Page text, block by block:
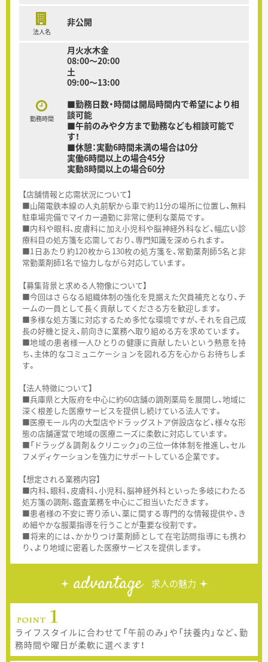
法人名
非公開
勤務時間
月火水木金
08:00～20:00
土
09:00～13:00
■勤務日数・時間は開局時間内で希望により相
談可能
■午前のみや夕方まで勤務なども相談可能で
す！
■休憩：実動6時間未満の場合は0分
実働6時間以上の場合45分
実動8時間以上の場合60分
【店舗情報と応需状況について】
■山陽電鉄本線の人丸前駅から車で約11分の場所に位置し、無料
駐車場完備でマイカー通勤に非常に便利な薬局です。
■内科や眼科、皮膚科に加え小児科や脳神経外科など、幅広い診
療科目の処方箋を応需しており、専門知識を深められます。
■1日あたり約120枚から130枚の処方箋を、常勤薬剤師5名と非
常勤薬剤師1名で協力しながら対応しています。
【募集背景と求める人物像について】
■今回はさらなる組織体制の強化を見据えた欠員補充となり、チ
ームの一員として長く貢献してくださる方を歓迎します。
■多様な処方箋に対応するため多忙な環境ですが、それを自己成
長の好機と捉え、前向きに業務へ取り組める方を求めています。
■地域の患者様一人ひとりの健康に貢献したいという熱意を持
ち、主体的なコミュニケーションを図れる方を心からお待ちしま
す。
【法人特徴について】
■兵庫県と大阪府を中心に約60店舗の調剤薬局を展開し、地域に
深く根差した医療サービスを提供し続けている法人です。
■医療モール内の大型店やドラッグストア併設店など、様々な形
態の店舗運営で地域の医療ニーズに柔軟に対応しています。
■「ドラッグ＆調剤＆クリニック」の三位一体体制を推進し、セル
フメディケーションを強力にサポートしている企業です。
【想定される業務内容】
■内科、眼科、皮膚科、小児科、脳神経外科といった多岐にわたる
処方箋の調剤、鑑査業務を中心にご担当いただきます。
■患者様の不安に寄り添い、薬に関する専門的な情報提供や、き
め細やかな服薬指導を行うことが重要な役割です。
■将来的には、かかりつけ薬剤師として在宅訪問指導にも携わ
り、より地域に密着した医療サービスを提供します。
advantage 求人の魅力
ライフスタイルに合わせて「午前のみ」や「扶養内」など、勤
務時間や曜日が柔軟に選べます！